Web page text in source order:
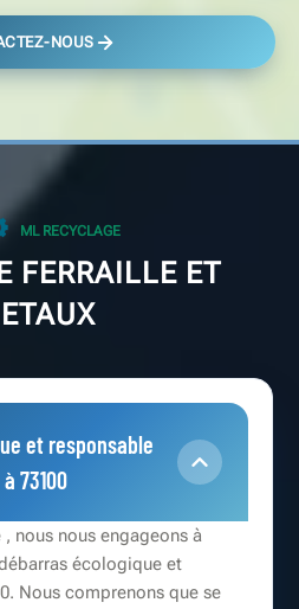
NOUS
ML RECYCLAGE
FERRAILLE ET
et responsable
73100
, nous nous engageons à
écologique et
Nous comprenons que se